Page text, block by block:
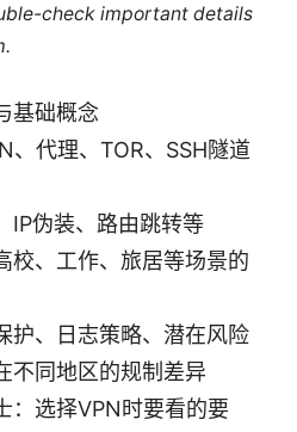
check important details
基础概念
、代理、TOR、SSH隧道
IP伪装、路由跳转等
校、工作、旅居等场景的
护、日志策略、潜在风险
不同地区的规制差异
：选择VPN时要看的要